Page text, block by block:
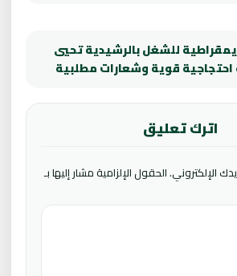
للشغل بالرشيدية تحيي
قوية وشعارات مطلبية
اترك تعليق
الإلكتروني.الحقول الإلزامية مشار إليها بـ